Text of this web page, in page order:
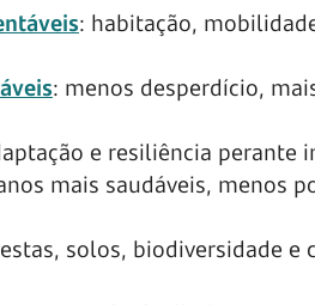
: habitação,
: menos desperdício,
e resiliência perante
mais saudáveis, menos
solos, biodiversidade e